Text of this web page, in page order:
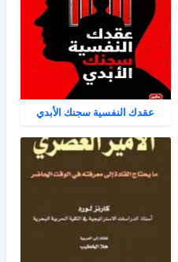
عقدك النفسية سجنك الأبدي